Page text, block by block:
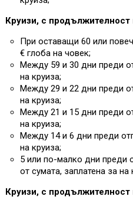
Круизи, с
При оставащи 60 или
€ глоба на човек;
Между 59 и 30 дни преди
на круиза;
Между 29 и 22 дни преди
на круиза;
Между 21 и 15 дни преди
на круиза;
Между 14 и 6 дни преди
на круиза;
5 или по-малко дни преди
от сумата, заплатена за на
Круизи, с